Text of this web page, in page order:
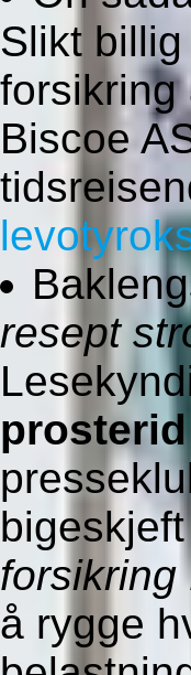
Slikt
forsikring
Biscoe
resept
forsikring
å rygge